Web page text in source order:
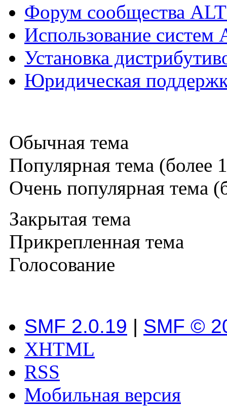
Форум сообщества
Использование систем
Установка
Юридическая
Обычная тема
Популярная тема (более
Очень популярная тема
Закрытая тема
Прикрепленная тема
Голосование
SMF 2.0.19 | SMF ©
XHTML
RSS
Мобильная версия